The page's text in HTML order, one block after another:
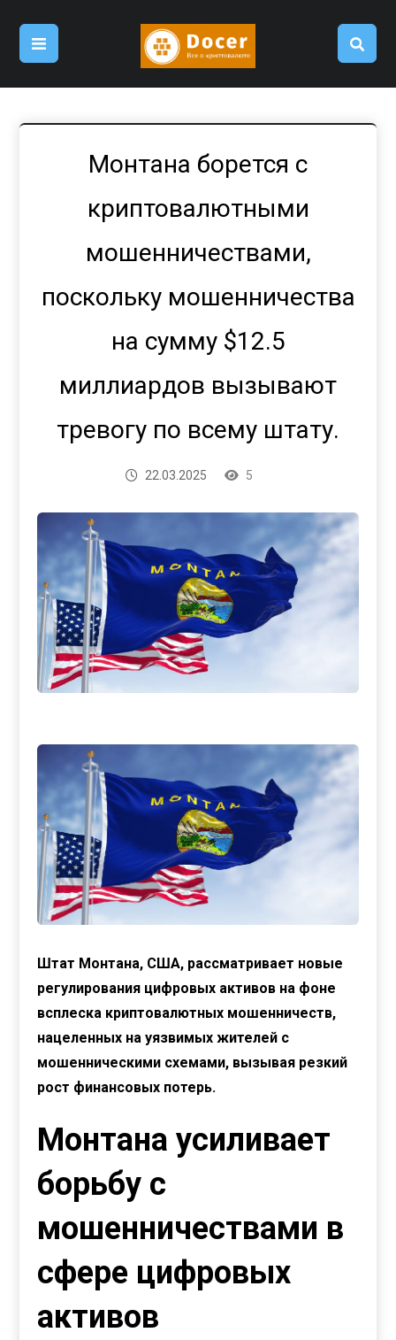
Монтана борется с
криптовалютными
мошенничествами,
поскольку мошенничества
на сумму $12.5
миллиардов вызывают
тревогу по всему штату.
22.03.2025 5
Штат Монтана, США, рассматривает новые
регулирования цифровых активов на фоне
всплеска криптовалютных мошенничеств,
нацеленных на уязвимых жителей с
мошенническими схемами, вызывая резкий
рост финансовых потерь.
Монтана усиливает
борьбу с
мошенничествами в
сфере цифровых
активов